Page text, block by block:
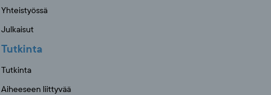
Yhteistyössä
Julkaisut
Tutkinta
Tutkinta
Aiheeseen liittyvää